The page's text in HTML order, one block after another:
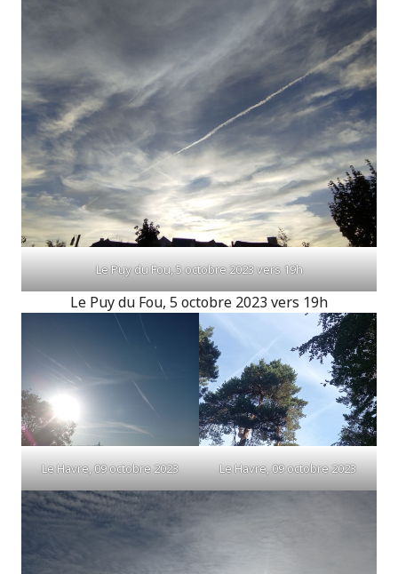
Le Puy du Fou, 5 octobre 2023 vers 19h
Le Puy du Fou, 5 octobre 2023 vers 19h
Le Havre, 09 octobre 2023 Le Havre, 09 octobre 2023